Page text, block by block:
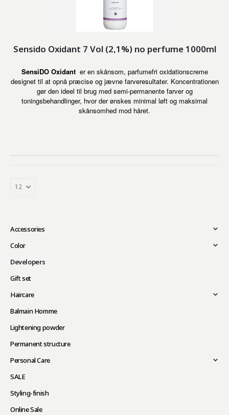
Sensido Oxidant 7 Vol (2,1%) no perfume 1000ml
SensiDO Oxidant er en skånsom, parfumefri oxidationscreme
designet til at opnå præcise og jævne farveresultater. Koncentrationen
gør den ideel til brug med semi-permanente farver og
toningsbehandlinger, hvor der ønskes minimal løft og maksimal
skånsomhed mod håret.
Accessories
Color
Developers
Gift set
Haircare
Balmain Homme
Lightening powder
Permanent structure
Personal Care
SALE
Styling-finish
Online Sale